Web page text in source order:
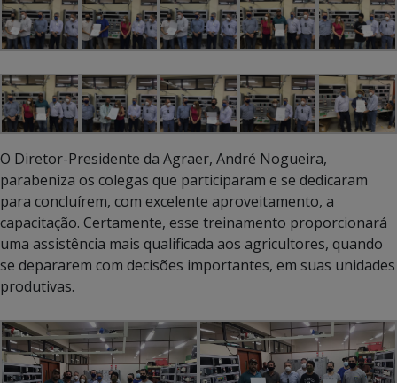
O Diretor-Presidente da Agraer, André Nogueira,
parabeniza os colegas que participaram e se dedicaram
para concluírem, com excelente aproveitamento, a
capacitação. Certamente, esse treinamento proporcionará
uma assistência mais qualificada aos agricultores, quando
se depararem com decisões importantes, em suas unidades
produtivas.